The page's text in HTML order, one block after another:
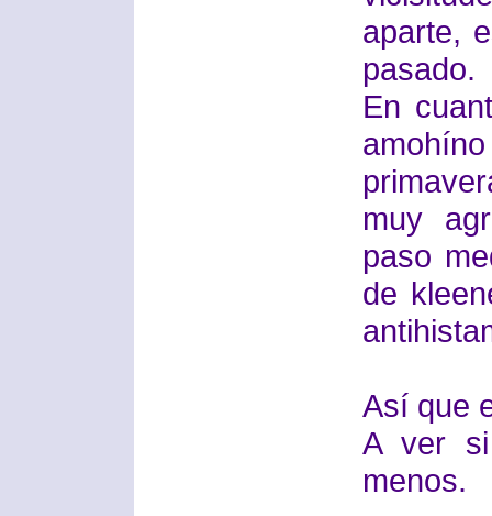
aparte,
pasado.
En
muy
paso
de
Así que
A ver
menos.